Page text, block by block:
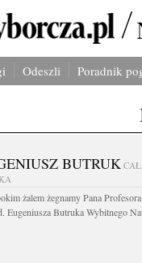
Odeszli Poradnik
BUTRUK
żalem żegnamy Pana
Eugeniusza Butruka Wybitnego